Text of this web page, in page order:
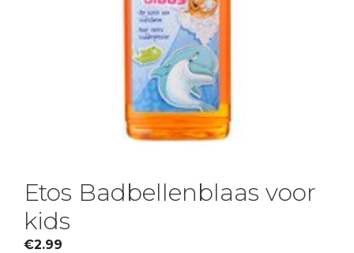
Etos Badbellenblaas voor
kids
€2.99